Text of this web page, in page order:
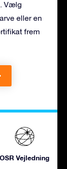
. Vælg
eller en
frem
OSR Vejledning